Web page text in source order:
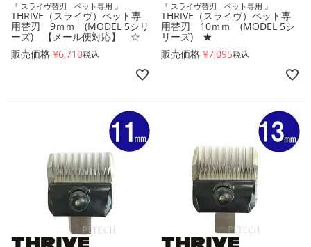
『 スライヴ替刃 ペット専用 』
THRIVE（スライヴ）ペット専
用替刃 9ｍｍ (MODEL 5シリ
ーズ) 【メール便対応】 ☆
販売価格 ¥6,710税込
『 スライヴ替刃 ペット専用 』
THRIVE（スライヴ）ペット専
用替刃 10ｍｍ (MODEL 5シ
リーズ) ★
販売価格 ¥7,095税込